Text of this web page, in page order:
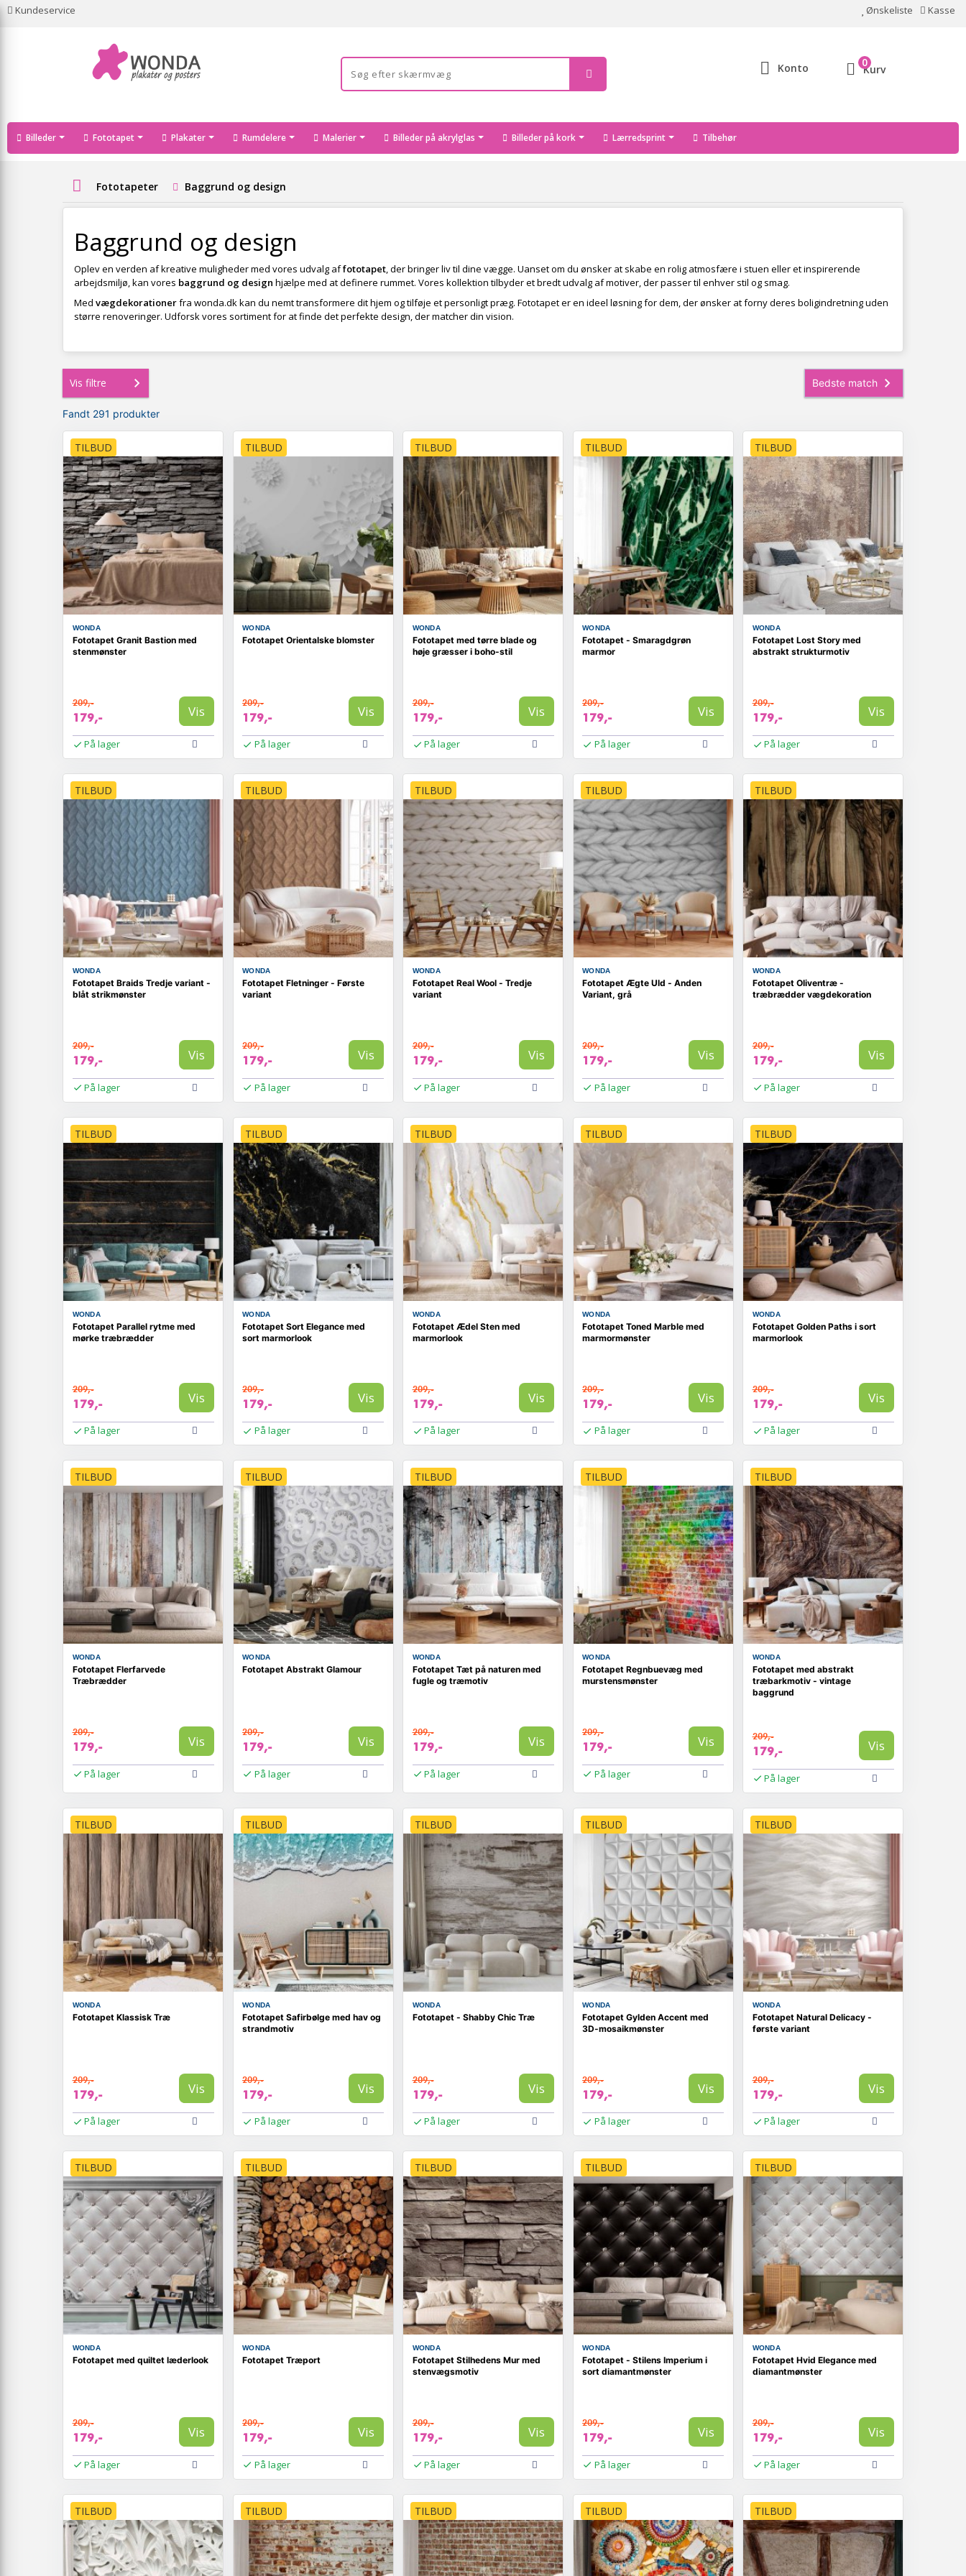
Kundeservice Ønskeliste Kasse
Konto Kurv
0
Billeder Fototapet Plakater Rumdelere Malerier Billeder på akrylglas Billeder på kork Lærredsprint Tilbehør
Fototapeter Baggrund og design
Baggrund og design
Oplev en verden af kreative muligheder med vores udvalg affototapet, der bringer liv til dine vægge. Uanset om du ønsker at skabe en rolig atmosfære i stuen eller et inspirerende
arbejdsmiljø, kan vores baggrund og design hjælpe med at definere rummet. Vores kollektion tilbyder et bredt udvalg af motiver, der passer til enhver stil og smag.
Med vægdekorationerfra wonda.dk kan du nemt transformere dit hjem og tilføje et personligt præg. Fototapet er en ideel løsning for dem, der ønsker at forny deres boligindretning uden
større renoveringer. Udforsk vores sortiment for at finde det perfekte design, der matcher din vision.
Vis filtre
Fandt 291 produkter
TILBUD
WONDA
Fototapet Granit Bastion med
stenmønster
209,-
179,- Vis
På lager
TILBUD
WONDA
Fototapet Orientalske blomster
209,-
179,- Vis
På lager
TILBUD
WONDA
Fototapet med tørre blade og
høje græsser i boho-stil
209,-
179,- Vis
På lager
TILBUD
WONDA
Fototapet - Smaragdgrøn
marmor
209,-
179,- Vis
På lager
TILBUD
WONDA
Fototapet Lost Story med
abstrakt strukturmotiv
209,-
179,- Vis
På lager
TILBUD
WONDA
Fototapet Braids Tredje variant -
blåt strikmønster
209,-
179,- Vis
På lager
TILBUD
WONDA
Fototapet Fletninger - Første
variant
209,-
179,- Vis
På lager
TILBUD
WONDA
Fototapet Real Wool - Tredje
variant
209,-
179,- Vis
På lager
TILBUD
WONDA
Fototapet Ægte Uld - Anden
Variant, grå
209,-
179,- Vis
På lager
TILBUD
WONDA
Fototapet Oliventræ -
træbrædder vægdekoration
209,-
179,- Vis
På lager
TILBUD
WONDA
Fototapet Parallel rytme med
mørke træbrædder
209,-
179,- Vis
På lager
TILBUD
WONDA
Fototapet Sort Elegance med
sort marmorlook
209,-
179,- Vis
På lager
TILBUD
WONDA
Fototapet Ædel Sten med
marmorlook
209,-
179,- Vis
På lager
TILBUD
WONDA
Fototapet Toned Marble med
marmormønster
209,-
179,- Vis
På lager
TILBUD
WONDA
Fototapet Golden Paths i sort
marmorlook
209,-
179,- Vis
På lager
TILBUD
WONDA
Fototapet Flerfarvede
Træbrædder
209,-
179,- Vis
På lager
TILBUD
WONDA
Fototapet Abstrakt Glamour
209,-
179,- Vis
På lager
TILBUD
WONDA
Fototapet Tæt på naturen med
fugle og træmotiv
209,-
179,- Vis
På lager
TILBUD
WONDA
Fototapet Regnbuevæg med
murstensmønster
209,-
179,- Vis
På lager
TILBUD
WONDA
Fototapet med abstrakt
træbarkmotiv - vintage
baggrund
209,-
179,- Vis
På lager
TILBUD
WONDA
Fototapet Klassisk Træ
209,-
179,- Vis
På lager
TILBUD
WONDA
Fototapet Safirbølge med hav og
strandmotiv
209,-
179,- Vis
På lager
TILBUD
WONDA
Fototapet - Shabby Chic Træ
209,-
179,- Vis
På lager
TILBUD
WONDA
Fototapet Gylden Accent med
3D-mosaikmønster
209,-
179,- Vis
På lager
TILBUD
WONDA
Fototapet Natural Delicacy -
første variant
209,-
179,- Vis
På lager
TILBUD
WONDA
Fototapet med quiltet læderlook
209,-
179,- Vis
På lager
TILBUD
WONDA
Fototapet Træport
209,-
179,- Vis
På lager
TILBUD
WONDA
Fototapet Stilhedens Mur med
stenvægsmotiv
209,-
179,- Vis
På lager
TILBUD
WONDA
Fototapet - Stilens Imperium i
sort diamantmønster
209,-
179,- Vis
På lager
TILBUD
WONDA
Fototapet Hvid Elegance med
diamantmønster
209,-
179,- Vis
På lager
TILBUD TILBUD TILBUD TILBUD TILBUD